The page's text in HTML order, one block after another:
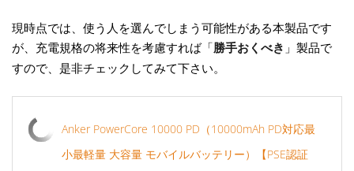
現時点では、使う人を選んでしまう可能性がある本製品です
が、充電規格の将来性を考慮すれば「勝手おくべき 」製品で
すので、是非チェックしてみて下さい。
Anker PowerCore 10000 PD（10000mAh PD対応最
小最軽量 大容量 モバイルバッテリー）【PSE認証